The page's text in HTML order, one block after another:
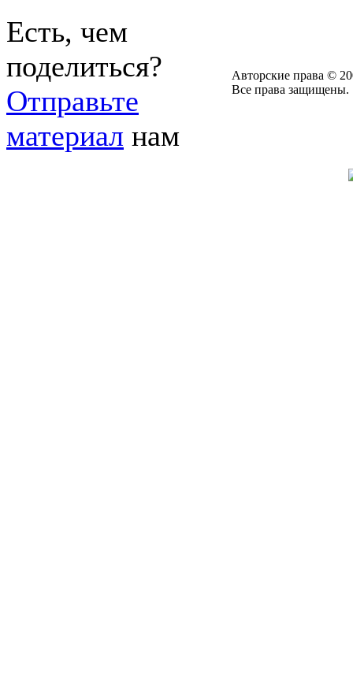
Есть, чем
поделиться?
Отправьте
материал нам
Авторские права ©
Все права защищены.